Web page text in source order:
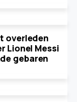
overleden
Lionel Messi
gebaren